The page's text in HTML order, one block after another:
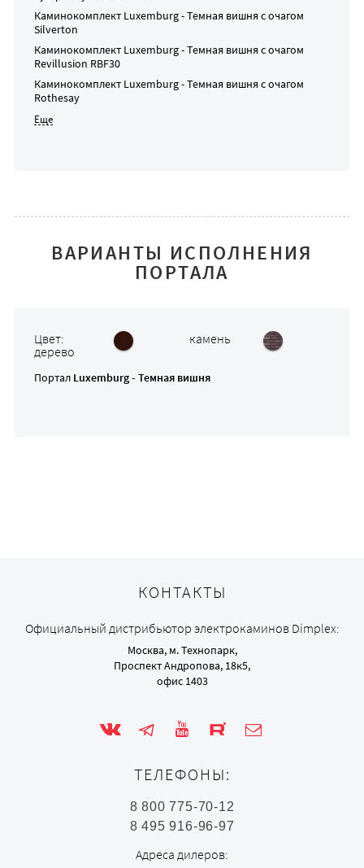
Каминокомплект Luxemburg - Темная вишня с очагом
Silverton
Каминокомплект Luxemburg - Темная вишня с очагом
Revillusion RBF30
Каминокомплект Luxemburg - Темная вишня с очагом
Rothesay
ВАРИАНТЫ ИСПОЛНЕНИЯ
ПОРТАЛА
Цвет:
дерево
камень
Портал Luxemburg - Темная вишня
КОНТАКТЫ
Официальный дистрибьютор электрокаминов Dimplex:
Москва, м. Технопарк,
Проспект Андропова, 18к5,
офис 1403
ТЕЛЕФОНЫ:
8 800 775-70-12
8 495 916-96-97
Адреса дилеров: